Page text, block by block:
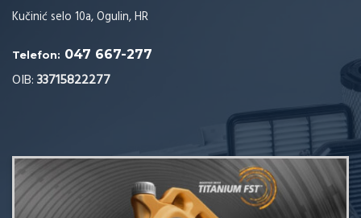
Kučinić selo 10a, Ogulin, HR
Telefon: 047 667-277
OIB:33715822277